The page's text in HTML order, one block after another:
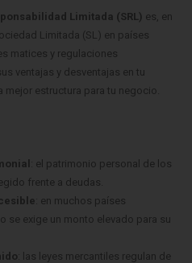
Limitada (SRL) es, en
Limitada (SL) en países
matices y regulaciones
ventajas y desventajas en tu
estructura para tu negocio.
: el patrimonio personal de los
frente a deudas.
: en muchos países
se exige un monto elevado para su
: las leyes mercantiles regulan de